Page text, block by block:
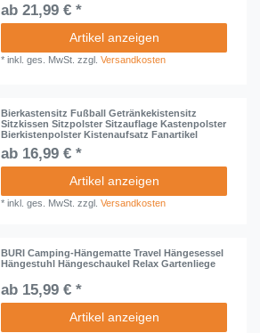
ab 21,99 € *
Artikel anzeigen
*inkl. ges. MwSt. zzgl.Versandkosten
Bierkastensitz Fußball Getränkekistensitz
Sitzkissen Sitzpolster Sitzauflage Kastenpolster
Bierkistenpolster Kistenaufsatz Fanartikel
ab 16,99 € *
Artikel anzeigen
*inkl. ges. MwSt. zzgl.Versandkosten
BURI Camping-Hängematte Travel Hängesessel
Hängestuhl Hängeschaukel Relax Gartenliege
ab 15,99 € *
Artikel anzeigen